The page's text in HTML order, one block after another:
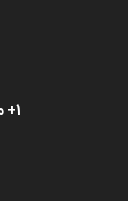
1+ میلیون اعتبار هدیه سایبرشاپ